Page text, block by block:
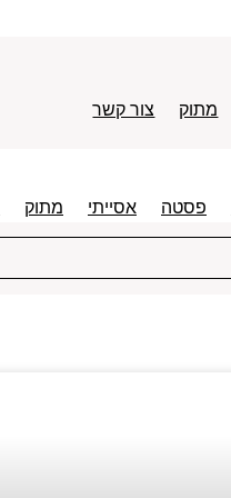
מתוק צור קשר
פסטה אסייתי מתוק